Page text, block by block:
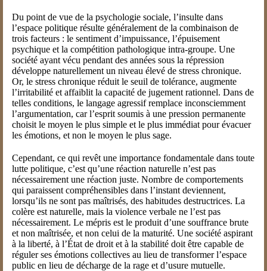
Du point de vue de la psychologie sociale, l’insulte dans
l’espace politique résulte généralement de la combinaison de
trois facteurs : le sentiment d’impuissance, l’épuisement
psychique et la compétition pathologique intra-groupe. Une
société ayant vécu pendant des années sous la répression
développe naturellement un niveau élevé de stress chronique.
Or, le stress chronique réduit le seuil de tolérance, augmente
l’irritabilité et affaiblit la capacité de jugement rationnel. Dans de
telles conditions, le langage agressif remplace inconsciemment
l’argumentation, car l’esprit soumis à une pression permanente
choisit le moyen le plus simple et le plus immédiat pour évacuer
les émotions, et non le moyen le plus sage.
Cependant, ce qui revêt une importance fondamentale dans toute
lutte politique, c’est qu’une réaction naturelle n’est pas
nécessairement une réaction juste. Nombre de comportements
qui paraissent compréhensibles dans l’instant deviennent,
lorsqu’ils ne sont pas maîtrisés, des habitudes destructrices. La
colère est naturelle, mais la violence verbale ne l’est pas
nécessairement. Le mépris est le produit d’une souffrance brute
et non maîtrisée, et non celui de la maturité. Une société aspirant
à la liberté, à l’État de droit et à la stabilité doit être capable de
réguler ses émotions collectives au lieu de transformer l’espace
public en lieu de décharge de la rage et d’usure mutuelle.